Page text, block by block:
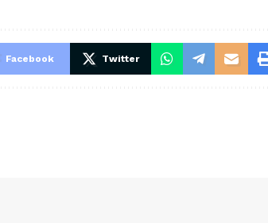
Facebook Twitter